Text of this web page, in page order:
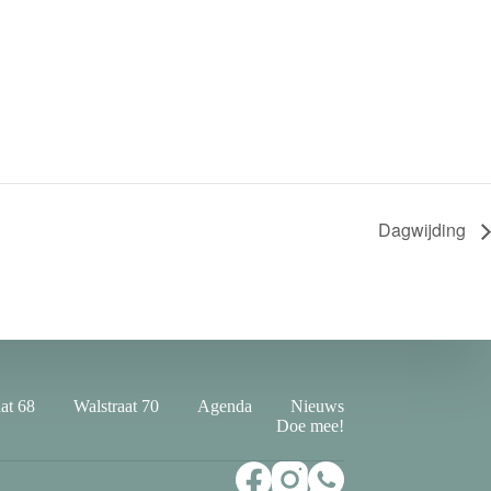
Dagwijding
68 Walstraat 70 Agenda
Nieuws
Doe mee!